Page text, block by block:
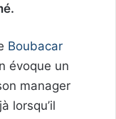
Boubacar
évoque un
manager
lorsqu’il